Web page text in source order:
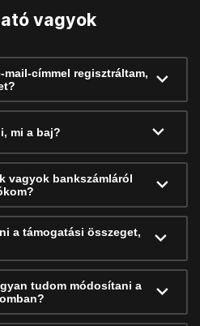
vagyok
címmel regisztráltam,
mi a baj?
vagyok bankszámláról
a támogatási összeget,
tudom módosítani a